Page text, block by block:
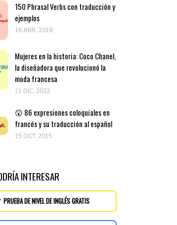
150 Phrasal Verbs con traducción y
ejemplos
16 ABR, 2018
Mujeres en la historia: Coco Chanel,
la diseñadora que revolucionó la
moda francesa
21 DIC, 2022
😲 86 expresiones coloquiales en
francés y su traducción al español
15 OCT, 2015
INTERESAR
PRUEBA DE NIVEL DE INGLÉS GRATIS